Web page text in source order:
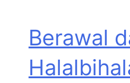
Berawal